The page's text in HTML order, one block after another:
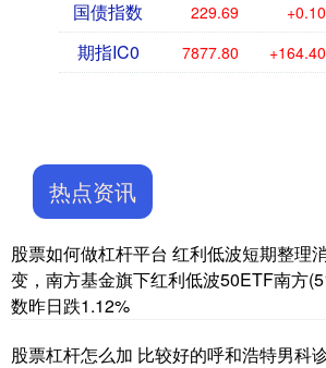
国债指数 229.69 +0.10
期指IC0 7877.80 +164.40
热点资讯
股票如何做杠杆平台 红利低波短期整理
变，南方基金旗下红利低波50ETF南方
数昨日跌1.12%
股票杠杆怎么加 比较好的呼和浩特男科